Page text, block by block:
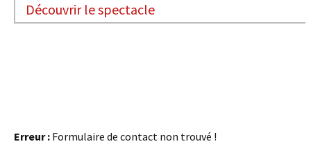
Découvrir le spectacle
Erreur : Formulaire de contact non trouvé !